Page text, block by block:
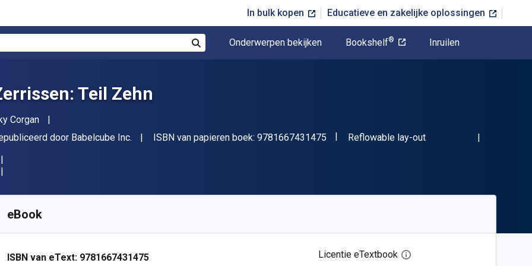
In bulk kopen Educatieve en zakelijke oplossingen
Onderwerpen bekijken Bookshelf® Inruilen
Teil Zehn
Corgan
door Babelcube Inc. ISBN van papieren boek: 9781667431475 "ISBN-13 9781667431475"
Indeling
Reflowable lay-out
eBook
ISBN van eText: 9781667431475 Licentie eTextbook Open het dialoogvenster